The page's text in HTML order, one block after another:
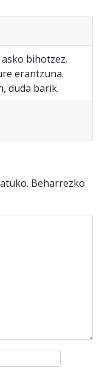
bihotzez.
erantzuna.
duda barik.
Beharrezko